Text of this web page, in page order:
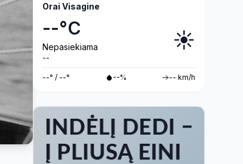
Orai Visagine
--°C
Nepasiekiama
--
☀️
--° / --° --% -- km/h